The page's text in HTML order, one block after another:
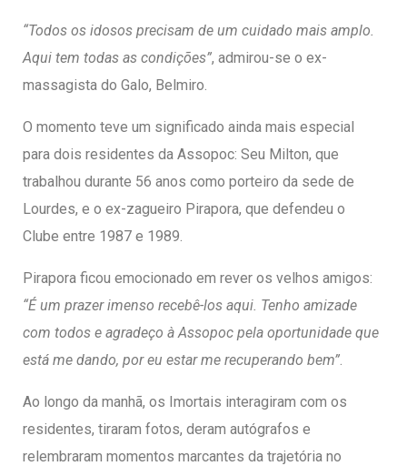
“Todos os idosos precisam de um cuidado mais amplo.
Aqui tem todas as condições”, admirou-se o ex-
massagista do Galo, Belmiro.
O momento teve um significado ainda mais especial
para dois residentes da Assopoc: Seu Milton, que
trabalhou durante 56 anos como porteiro da sede de
Lourdes, e o ex-zagueiro Pirapora, que defendeu o
Clube entre 1987 e 1989.
Pirapora ficou emocionado em rever os velhos amigos:
“É um prazer imenso recebê-los aqui. Tenho amizade
com todos e agradeço à Assopoc pela oportunidade que
está me dando, por eu estar me recuperando bem”
Ao longo da manhã, os Imortais interagiram com os
residentes, tiraram fotos, deram autógrafos e
relembraram momentos marcantes da trajetória no